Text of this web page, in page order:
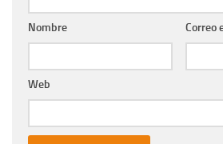
Nombre Correo
Web